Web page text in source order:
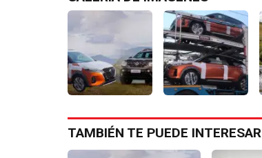
TAMBIÉN TE PUEDE INTERESAR